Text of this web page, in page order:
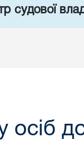
судової
осіб